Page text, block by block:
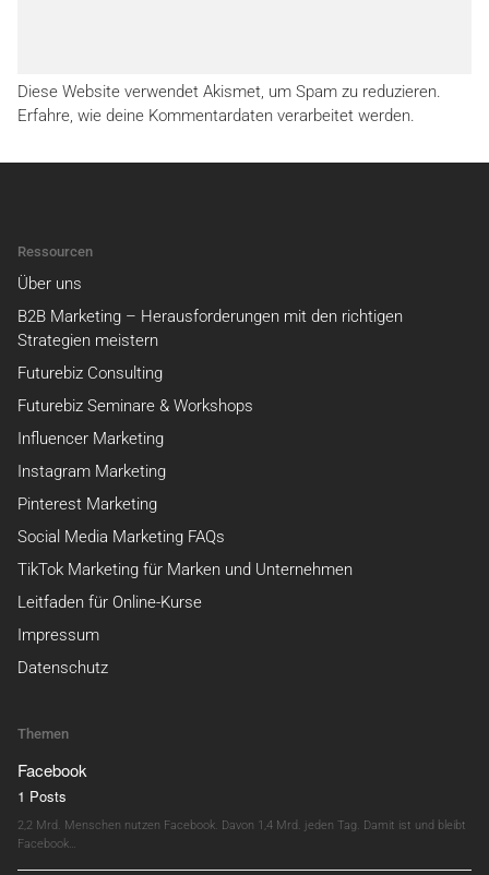
Diese Website verwendet Akismet, um Spam zu reduzieren.
Erfahre, wie deine Kommentardaten verarbeitet werden.
Ressourcen
Über uns
B2B Marketing – Herausforderungen mit den richtigen
Strategien meistern
Futurebiz Consulting
Futurebiz Seminare & Workshops
Influencer Marketing
Instagram Marketing
Pinterest Marketing
Social Media Marketing FAQs
TikTok Marketing für Marken und Unternehmen
Leitfaden für Online-Kurse
Impressum
Datenschutz
Themen
Facebook
1 Posts
2,2 Mrd. Menschen nutzen Facebook. Davon 1,4 Mrd. jeden Tag. Damit ist und bleibt
Facebook…